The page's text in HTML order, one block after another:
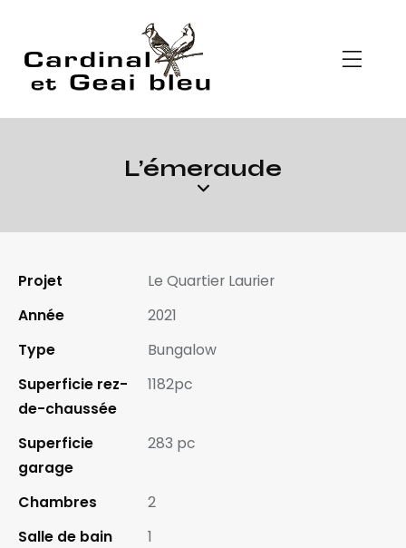
L’émeraude
Projet
Le Quartier Laurier
Année
2021
Type
Bungalow
Superficie rez-
de-chaussée
1182pc
Superficie
garage
283 pc
Chambres
2
Salle de bain
1